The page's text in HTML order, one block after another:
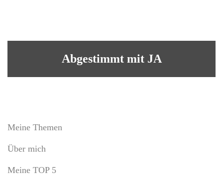
Abgestimmt mit JA
Meine Themen
Über mich
Meine TOP 5